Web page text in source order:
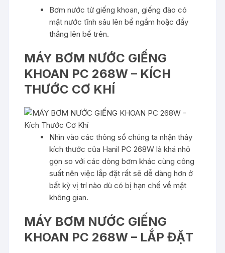
Bơm nước từ giếng khoan, giếng đào có
mặt nước tĩnh sâu lên bể ngầm hoặc đẩy
thẳng lên bể trên.
MÁY BƠM NƯỚC GIẾNG
KHOAN PC 268W – KÍCH
THƯỚC CƠ KHÍ
Nhìn vào các thông số chúng ta nhận thây
kích thước của Hanil PC 268W là khá nhỏ
gọn so với các dòng bơm khác cùng công
suất nên việc lắp đặt rất sẽ dễ dàng hơn ở
bất kỳ vị trí nào dù có bị hạn chế về mặt
không gian.
MÁY BƠM NƯỚC GIẾNG
KHOAN PC 268W – LẮP ĐẶT